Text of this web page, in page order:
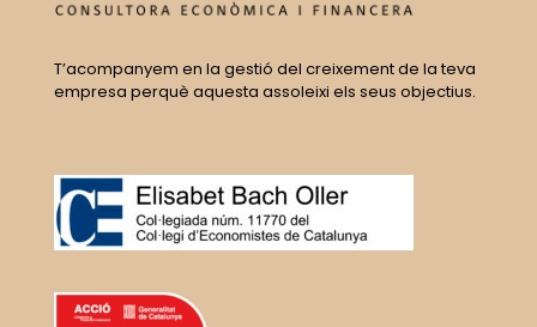
T’acompanyem en la gestió del creixement de la teva
empresa perquè aquesta assoleixi els seus objectius.